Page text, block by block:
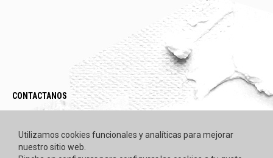
CONTACTANOS
Utilizamos cookies funcionales y analíticas para mejorar
nuestro sitio web.